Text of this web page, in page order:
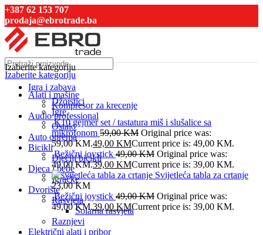
+387 62 153 707
prodaja@ebrotrade.ba
Izaberite kategoriju
Alati i mašine
Kompresor za krecenje
Audio professional
Ostalo
Auto oprema
Bicikli
Dječiji bicikli
Djeca i bebe
Igračke
Dvorište
Rasvjeta
Solarna rasvjeta
Raznjevi
Električni alati i pribor
Izaberite kategoriju
Igra i zabava
Džojstici
Igre
K10 gejmer set / tastatura miš i slušalice sa
mikrofonom 59,00KM Original price was:
59,00 KM.49,00 KMCurrent price is: 49,00 KM.
Bežični joystick 49,00KM Original price was:
49,00 KM.39,00 KMCurrent price is: 39,00 KM.
Svijetleća tabla za crtanje
23,00KM
Bežični joystick 49,00KM Original price was:
49,00 KM.39,00 KMCurrent price is: 39,00 KM.